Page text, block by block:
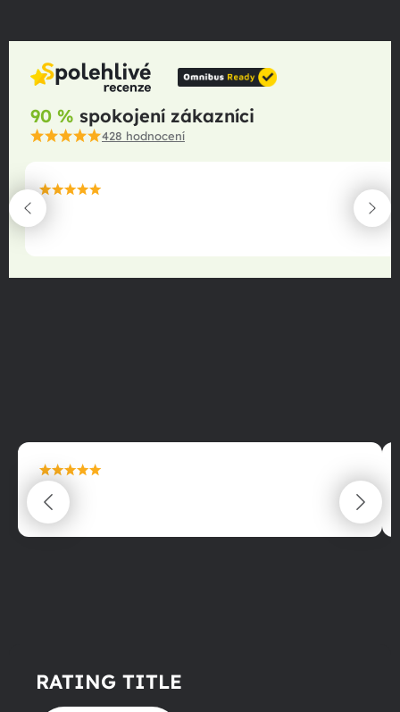
90 % spokojení zákazníci
428 hodnocení
maximální spokojenost
22.06.2025
maximální spokojenost
22.06.2025
RATING TITLE